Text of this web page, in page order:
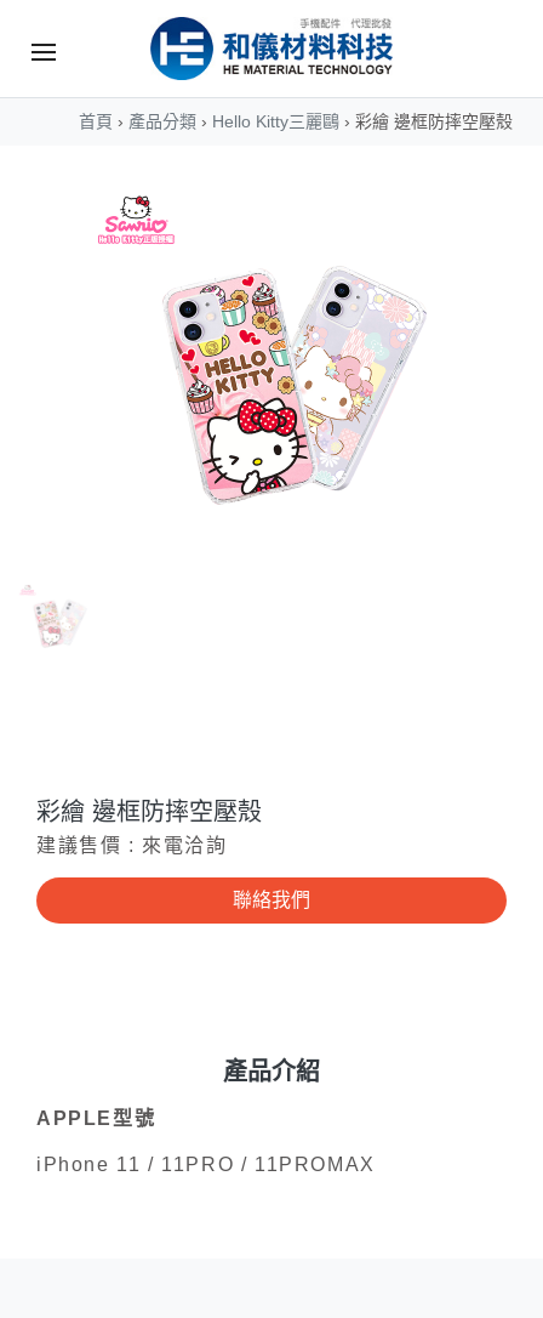
首頁 › 產品分類 › Hello Kitty三麗鷗 › 彩繪 邊框防摔空壓殼
彩繪 邊框防摔空壓殼
建議售價 : 來電洽詢
聯絡我們
產品介紹
APPLE型號
iPhone 11 / 11PRO / 11PROMAX